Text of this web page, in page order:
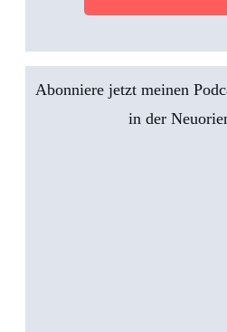
Abonniere jetzt meinen
in der